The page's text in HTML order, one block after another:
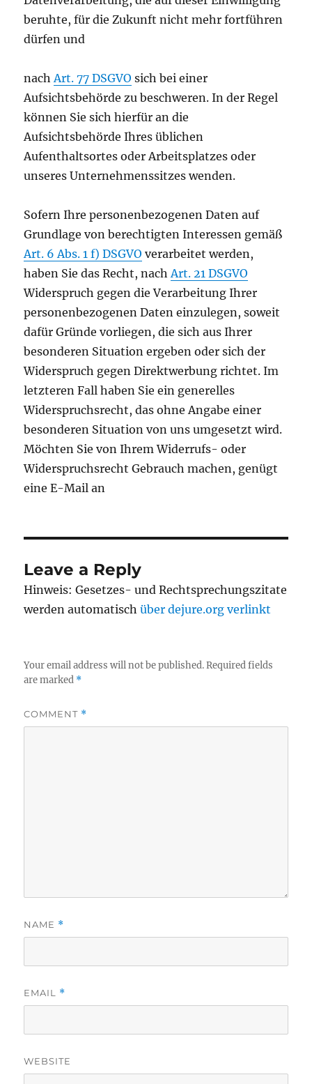
beruhte, für die Zukunft nicht mehr fortführen
dürfen und
nachArt. 77 DSGVO sich bei einer
Aufsichtsbehörde zu beschweren. In der Regel
können Sie sich hierfür an die
Aufsichtsbehörde Ihres üblichen
Aufenthaltsortes oder Arbeitsplatzes oder
unseres Unternehmenssitzes wenden.
Sofern Ihre personenbezogenen Daten auf
Grundlage von berechtigten Interessen gemäß
Art. 6 Abs. 1 f) DSGVO verarbeitet werden,
haben Sie das Recht, nachArt. 21 DSGVO
Widerspruch gegen die Verarbeitung Ihrer
personenbezogenen Daten einzulegen, soweit
dafür Gründe vorliegen, die sich aus Ihrer
besonderen Situation ergeben oder sich der
Widerspruch gegen Direktwerbung richtet. Im
letzteren Fall haben Sie ein generelles
Widerspruchsrecht, das ohne Angabe einer
besonderen Situation von uns umgesetzt wird.
Möchten Sie von Ihrem Widerrufs- oder
Widerspruchsrecht Gebrauch machen, genügt
eine E-Mail an
Leave a Reply
Hinweis: Gesetzes- und Rechtsprechungszitate
werden automatischüber dejure.org verlinkt
Your email address will not be published. Required fields
are marked *
COMMENT *
NAME *
EMAIL *
WEBSITE